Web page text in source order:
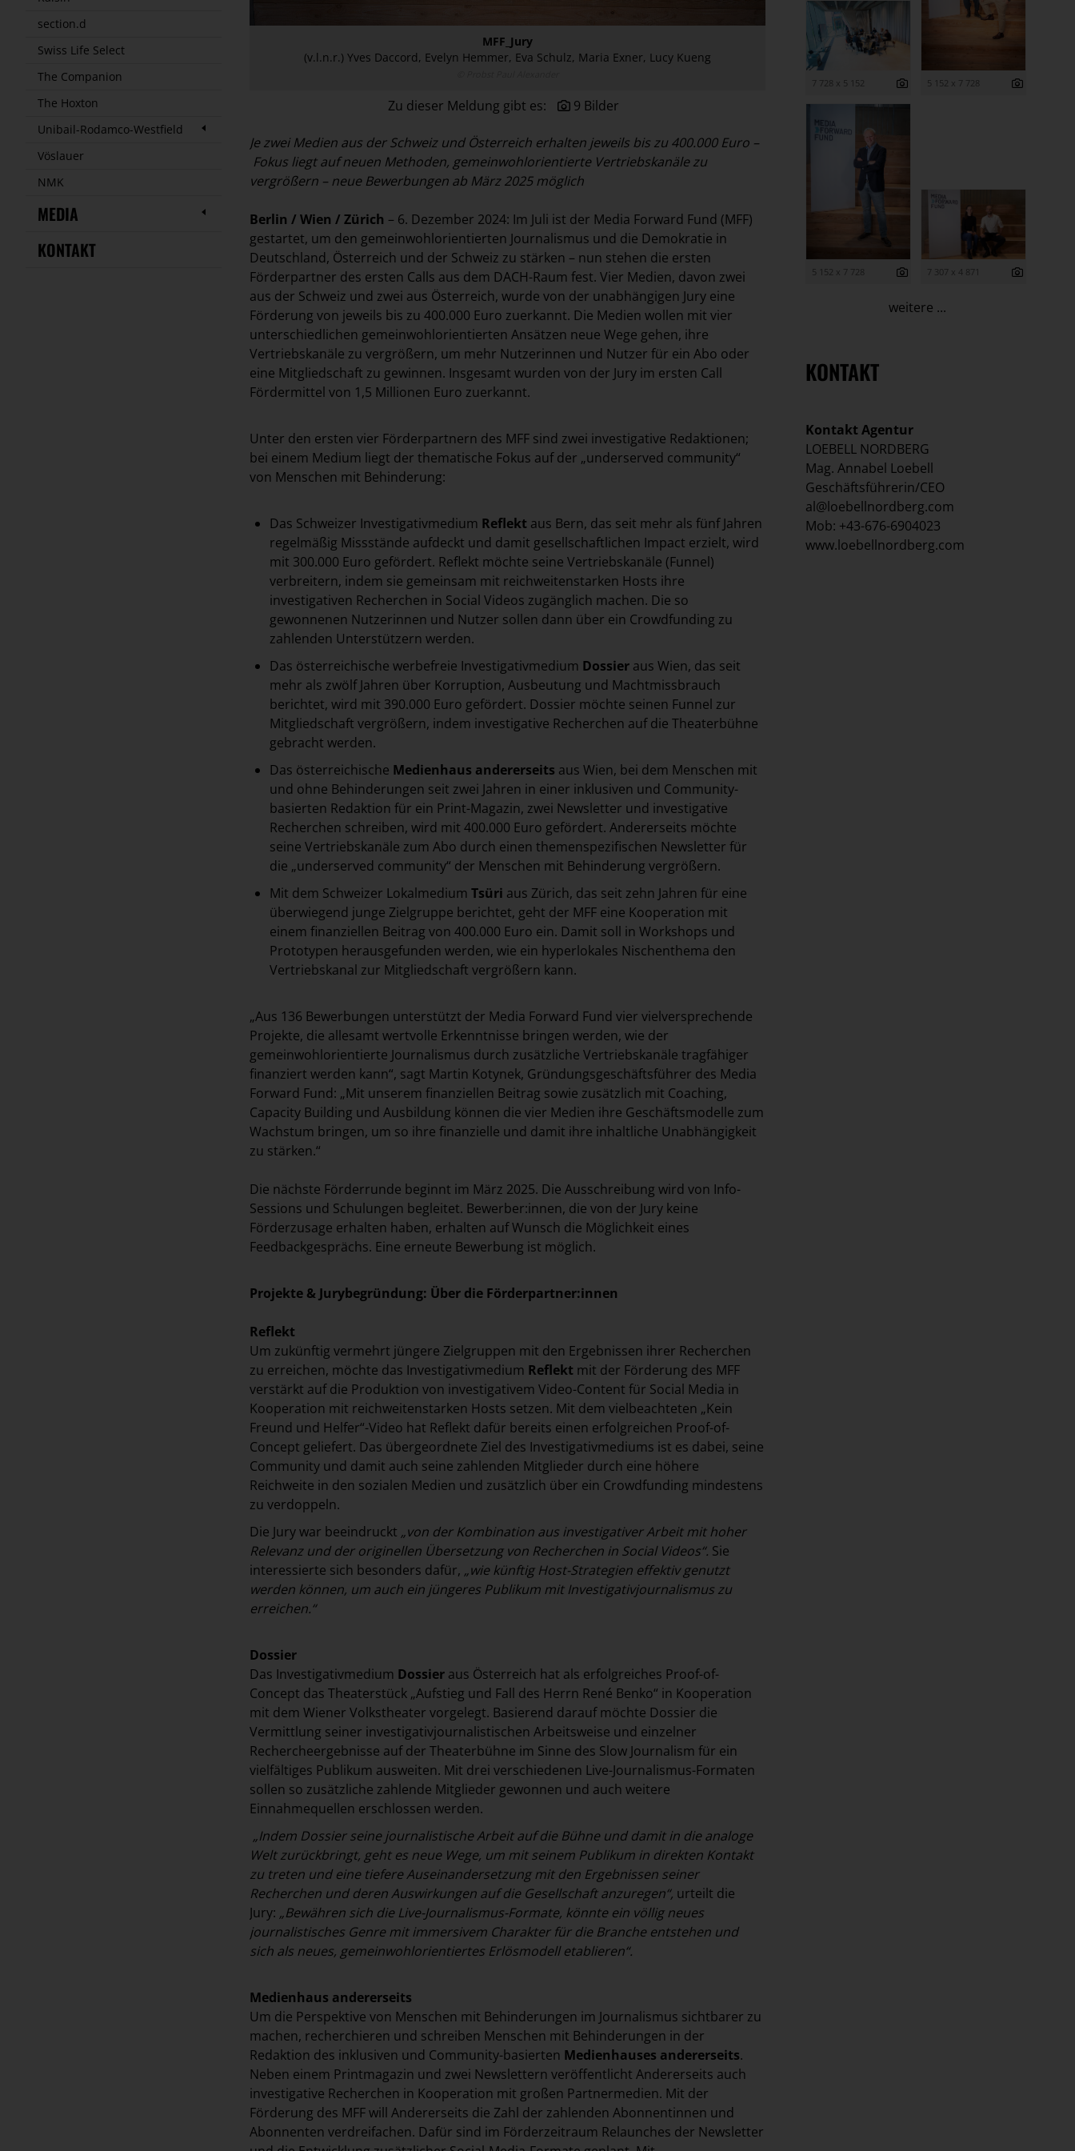
section.d
Swiss Life Select
The Companion
The Hoxton
Unibail-Rodamco-Westfield
Vöslauer
NMK
MEDIA
KONTAKT
MFF_Jury
(v.l.n.r.) Yves Daccord, Evelyn Hemmer, Eva Schulz, Maria Exner, Lucy Kueng
Zu dieser Meldung gibt es: 9 Bilder
Je zwei Medien aus der Schweiz und Österreich erhalten jeweils bis zu 400.000 Euro –
Fokus liegt auf neuen Methoden, gemeinwohlorientierte Vertriebskanäle zu
vergrößern – neue Bewerbungen ab März 2025 möglich
Berlin / Wien / Zürich – 6. Dezember 2024: Im Juli ist der Media Forward Fund (MFF)
gestartet, um den gemeinwohlorientierten Journalismus und die Demokratie in
Deutschland, Österreich und der Schweiz zu stärken – nun stehen die ersten
Förderpartner des ersten Calls aus dem DACH-Raum fest. Vier Medien, davon zwei
aus der Schweiz und zwei aus Österreich, wurde von der unabhängigen Jury eine
Förderung von jeweils bis zu 400.000 Euro zuerkannt. Die Medien wollen mit vier
unterschiedlichen gemeinwohlorientierten Ansätzen neue Wege gehen, ihre
Vertriebskanäle zu vergrößern, um mehr Nutzerinnen und Nutzer für ein Abo oder
eine Mitgliedschaft zu gewinnen. Insgesamt wurden von der Jury im ersten Call
Fördermittel von 1,5 Millionen Euro zuerkannt.
Unter den ersten vier Förderpartnern des MFF sind zwei investigative Redaktionen;
bei einem Medium liegt der thematische Fokus auf der „underserved community“
von Menschen mit Behinderung:
Das Schweizer Investigativmedium Reflekt aus Bern, das seit mehr als fünf Jahren
regelmäßig Missstände aufdeckt und damit gesellschaftlichen Impact erzielt, wird
mit 300.000 Euro gefördert. Reflekt möchte seine Vertriebskanäle (Funnel)
verbreitern, indem sie gemeinsam mit reichweitenstarken Hosts ihre
investigativen Recherchen in Social Videos zugänglich machen. Die so
gewonnenen Nutzerinnen und Nutzer sollen dann über ein Crowdfunding zu
zahlenden Unterstützern werden.
Das österreichische werbefreie Investigativmedium Dossier aus Wien, das seit
mehr als zwölf Jahren über Korruption, Ausbeutung und Machtmissbrauch
berichtet, wird mit 390.000 Euro gefördert. Dossier möchte seinen Funnel zur
Mitgliedschaft vergrößern, indem investigative Recherchen auf die Theaterbühne
gebracht werden.
Das österreichische Medienhaus andererseits aus Wien, bei dem Menschen mit
und ohne Behinderungen seit zwei Jahren in einer inklusiven und Community-
basierten Redaktion für ein Print-Magazin, zwei Newsletter und investigative
Recherchen schreiben, wird mit 400.000 Euro gefördert. Andererseits möchte
seine Vertriebskanäle zum Abo durch einen themenspezifischen Newsletter für
die „underserved community“ der Menschen mit Behinderung vergrößern.
Mit dem Schweizer Lokalmedium Tsüri aus Zürich, das seit zehn Jahren für eine
überwiegend junge Zielgruppe berichtet, geht der MFF eine Kooperation mit
einem finanziellen Beitrag von 400.000 Euro ein. Damit soll in Workshops und
Prototypen herausgefunden werden, wie ein hyperlokales Nischenthema den
Vertriebskanal zur Mitgliedschaft vergrößern kann.
„Aus 136 Bewerbungen unterstützt der Media Forward Fund vier vielversprechende
Projekte, die allesamt wertvolle Erkenntnisse bringen werden, wie der
gemeinwohlorientierte Journalismus durch zusätzliche Vertriebskanäle tragfähiger
finanziert werden kann“, sagt Martin Kotynek, Gründungsgeschäftsführer des Media
Forward Fund: „Mit unserem finanziellen Beitrag sowie zusätzlich mit Coaching,
Capacity Building und Ausbildung können die vier Medien ihre Geschäftsmodelle zum
Wachstum bringen, um so ihre finanzielle und damit ihre inhaltliche Unabhängigkeit
zu stärken.“
Die nächste Förderrunde beginnt im März 2025. Die Ausschreibung wird von Info-
Sessions und Schulungen begleitet. Bewerber:innen, die von der Jury keine
Förderzusage erhalten haben, erhalten auf Wunsch die Möglichkeit eines
Feedbackgesprächs. Eine erneute Bewerbung ist möglich.
Projekte & Jurybegründung: Über die Förderpartner:innen
Reflekt
Um zukünftig vermehrt jüngere Zielgruppen mit den Ergebnissen ihrer Recherchen
zu erreichen, möchte das Investigativmedium Reflekt mit der Förderung des MFF
verstärkt auf die Produktion von investigativem Video-Content für Social Media in
Kooperation mit reichweitenstarken Hosts setzen. Mit dem vielbeachteten „Kein
Freund und Helfer“-Video hat Reflekt dafür bereits einen erfolgreichen Proof-of-
Concept geliefert. Das übergeordnete Ziel des Investigativmediums ist es dabei, seine
Community und damit auch seine zahlenden Mitglieder durch eine höhere
Reichweite in den sozialen Medien und zusätzlich über ein Crowdfunding mindestens
zu verdoppeln.
Die Jury war beeindruckt „von der Kombination aus investigativer Arbeit mit hoher
Relevanz und der originellen Übersetzung von Recherchen in Social Videos“. Sie
interessierte sich besonders dafür, „wie künftig Host-Strategien effektiv genutzt
werden können, um auch ein jüngeres Publikum mit Investigativjournalismus zu
erreichen.“
Dossier
Das Investigativmedium Dossier aus Österreich hat als erfolgreiches Proof-of-
Concept das Theaterstück „Aufstieg und Fall des Herrn René Benko“ in Kooperation
mit dem Wiener Volkstheater vorgelegt. Basierend darauf möchte Dossier die
Vermittlung seiner investigativjournalistischen Arbeitsweise und einzelner
Rechercheergebnisse auf der Theaterbühne im Sinne des Slow Journalism für ein
vielfältiges Publikum ausweiten. Mit drei verschiedenen Live-Journalismus-Formaten
sollen so zusätzliche zahlende Mitglieder gewonnen und auch weitere
Einnahmequellen erschlossen werden.
„Indem Dossier seine journalistische Arbeit auf die Bühne und damit in die analoge
Welt zurückbringt, geht es neue Wege, um mit seinem Publikum in direkten Kontakt
zu treten und eine tiefere Auseinandersetzung mit den Ergebnissen seiner
Recherchen und deren Auswirkungen auf die Gesellschaft anzuregen“, urteilt die
Jury: „Bewähren sich die Live-Journalismus-Formate, könnte ein völlig neues
journalistisches Genre mit immersivem Charakter für die Branche entstehen und
sich als neues, gemeinwohlorientiertes Erlösmodell etablieren“.
Medienhaus andererseits
Um die Perspektive von Menschen mit Behinderungen im Journalismus sichtbarer zu
machen, recherchieren und schreiben Menschen mit Behinderungen in der
Redaktion des inklusiven und Community-basierten Medienhauses andererseits.
Neben einem Printmagazin und zwei Newslettern veröffentlicht Andererseits auch
investigative Recherchen in Kooperation mit großen Partnermedien. Mit der
Förderung des MFF will Andererseits die Zahl der zahlenden Abonnentinnen und
Abonnenten verdreifachen. Dafür sind im Förderzeitraum Relaunches der Newsletter
7 728 x 5 152 5 152 x 7 728
5 152 x 7 728 7 307 x 4 871
weitere ...
KONTAKT
Kontakt Agentur
LOEBELL NORDBERG
Mag. Annabel Loebell
Geschäftsführerin/CEO
al@loebellnordberg.com
Mob: +43-676-6904023
www.loebellnordberg.com